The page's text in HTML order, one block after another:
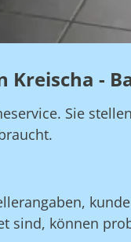
Kreischa -
Sie
sind, können